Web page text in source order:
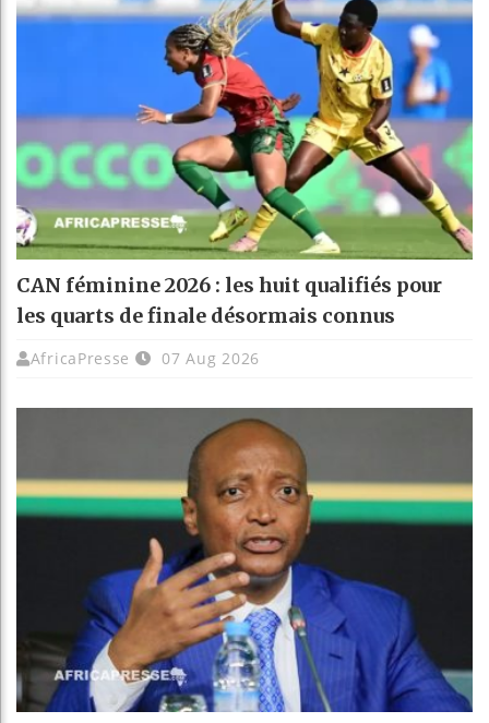
CAN féminine 2026 : les huit qualifiés pour
les quarts de finale désormais connus
AfricaPresse 07 Aug 2026